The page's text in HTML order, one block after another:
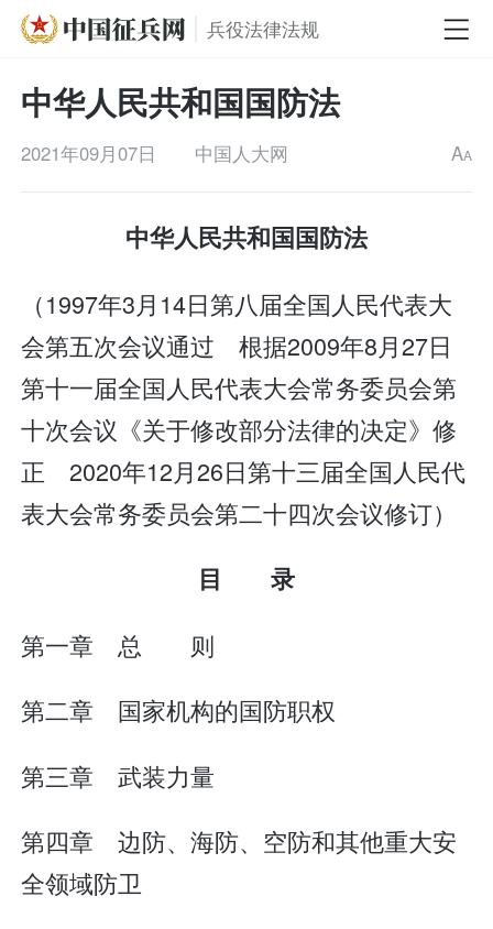
兵役法律法规
中华人民共和国国防法
2021年09月07日 中国人大网 AA
中华人民共和国国防法
（1997年3月14日第八届全国人民代表大
会第五次会议通过 根据2009年8月27日
第十一届全国人民代表大会常务委员会第
十次会议《关于修改部分法律的决定》修
正 2020年12月26日第十三届全国人民代
表大会常务委员会第二十四次会议修订）
目 录
第一章 总 则
第二章 国家机构的国防职权
第三章 武装力量
第四章 边防、海防、空防和其他重大安
全领域防卫